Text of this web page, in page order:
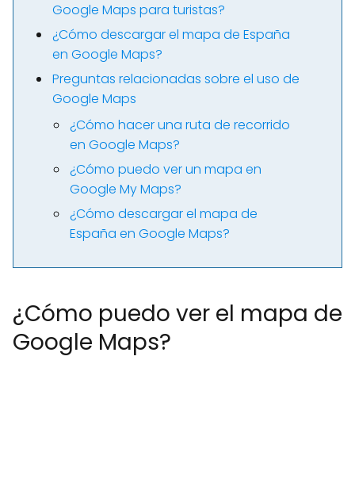
Google Maps para turistas?
¿Cómo descargar el mapa de España
en Google Maps?
Preguntas relacionadas sobre el uso de
Google Maps
¿Cómo hacer una ruta de recorrido
en Google Maps?
¿Cómo puedo ver un mapa en
Google My Maps?
¿Cómo descargar el mapa de
España en Google Maps?
¿Cómo puedo ver el mapa de
Google Maps?